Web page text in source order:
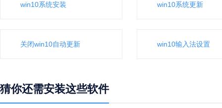
win10系统安装 win10系统更新
关闭win10自动更新 win10输入法设置
猜你还需安装这些软件